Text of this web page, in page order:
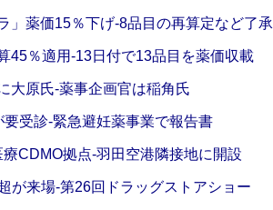
」薬価15％下げ‐8品目の再算定など了承
45％適用‐13日付で13品目を薬価収載
大原氏‐薬事企画官は稲角氏
要受診‐緊急避妊薬事業で報告書
CDMO拠点‐羽田空港隣接地に開設
が来場‐第26回ドラッグストアショー